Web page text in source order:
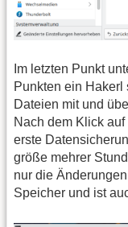
Im letzten Punkt
Punkten ein Hakerl
Dateien mit und
Nach dem Klick auf
erste
größe mehrer
nur die
Speicher und ist